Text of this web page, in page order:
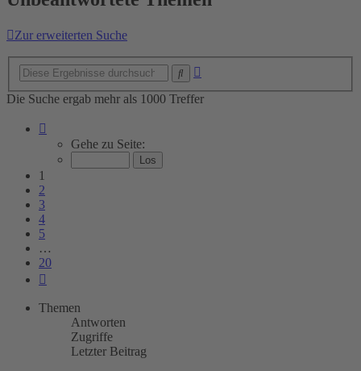
Zur erweiterten Suche
Die Suche ergab mehr als 1000 Treffer
von
Gehe zu Seite:
1
2
3
4
5
…
20
Themen
Antworten
Zugriffe
Letzter Beitrag